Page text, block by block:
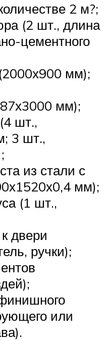
2 м?;
(2 шт., длина
цементного
мм);
мм);
шт.,
3 шт.,
из стали с
мм);
(1 шт.,
двери
ручки);
или